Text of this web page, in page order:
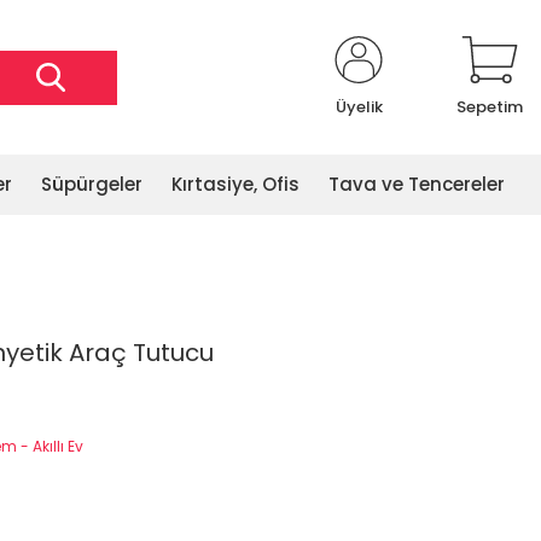
Üyelik Sepetim
Süpürgeler Kırtasiye, Ofis Tava ve Tencereler
Araç Tutucu
- Akıllı Ev